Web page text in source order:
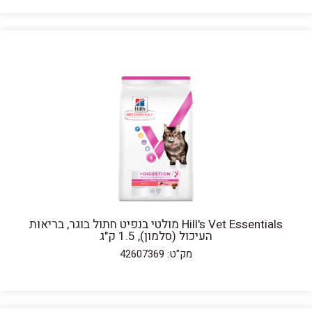
Hill's Vet Essentials מולטי בנפיט חתול בוגר, בריאות
העיכול (סלמון), 1.5 ק"ג
מק"ט: 42607369